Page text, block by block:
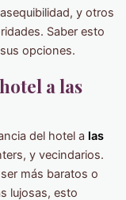
y otros
Saber esto
opciones.
a las
del hotel a las
y vecindarios.
más baratos o
lujosas, esto